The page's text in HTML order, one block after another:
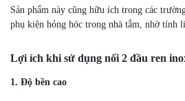
Sản phẩm này cũng hữu ích trong các
phụ kiện hỏng hóc trong nhà tắm, nhờ tính
Lợi ích khi sử dụng nối 2 đầu ren
1. Độ bền cao